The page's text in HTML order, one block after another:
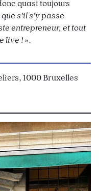
quasi toujours
s’il s’y passe
entrepreneur, et tout
live ! ».
1000 Bruxelles